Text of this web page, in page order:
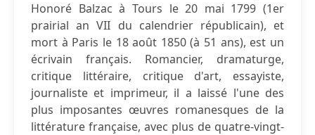
Honoré Balzac à Tours le 20 mai 1799 (1er
prairial an VII du calendrier républicain), et
mort à Paris le 18 août 1850 (à 51 ans), est un
écrivain français. Romancier, dramaturge,
critique littéraire, critique d'art, essayiste,
journaliste et imprimeur, il a laissé l'une des
plus imposantes œuvres romanesques de la
littérature française, avec plus de quatre-vingt-